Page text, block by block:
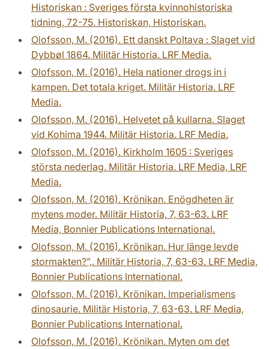
Historiskan : Sveriges första kvinnohistoriska
tidning, 72-75. Historiskan, Historiskan.
Olofsson, M. (2016). Ett danskt Poltava : Slaget vid
Dybbøl 1864. Militär Historia. LRF Media.
Olofsson, M. (2016). Hela nationer drogs in i
kampen. Det totala kriget. Militär Historia. LRF
Media.
Olofsson, M. (2016). Helvetet på kullarna. Slaget
vid Kohima 1944. Militär Historia. LRF Media.
Olofsson, M. (2016). Kirkholm 1605 : Sveriges
största nederlag. Militär Historia. LRF Media, LRF
Media.
Olofsson, M. (2016). Krönikan. Enögdheten är
mytens moder. Militär Historia, 7, 63-63. LRF
Media, Bonnier Publications International.
Olofsson, M. (2016). Krönikan. Hur länge levde
stormakten?”,. Militär Historia, 7, 63-63. LRF Media,
Bonnier Publications International.
Olofsson, M. (2016). Krönikan. Imperialismens
dinosaurie. Militär Historia, 7, 63-63. LRF Media,
Bonnier Publications International.
Olofsson, M. (2016). Krönikan. Myten om det